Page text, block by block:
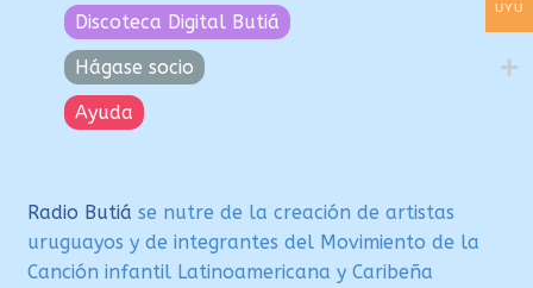
Discoteca Digital Butiá
Hágase socio
Ayuda
Radio Butiá se nutre de la creación de artistas
uruguayos y de integrantes del Movimiento de la
Canción infantil Latinoamericana y Caribeña
UYU